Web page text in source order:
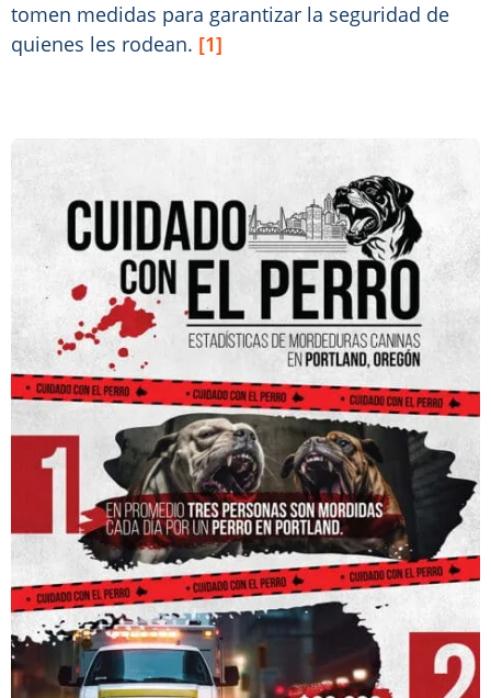
tomen medidas para garantizar la seguridad de
quienes les rodean. [1]